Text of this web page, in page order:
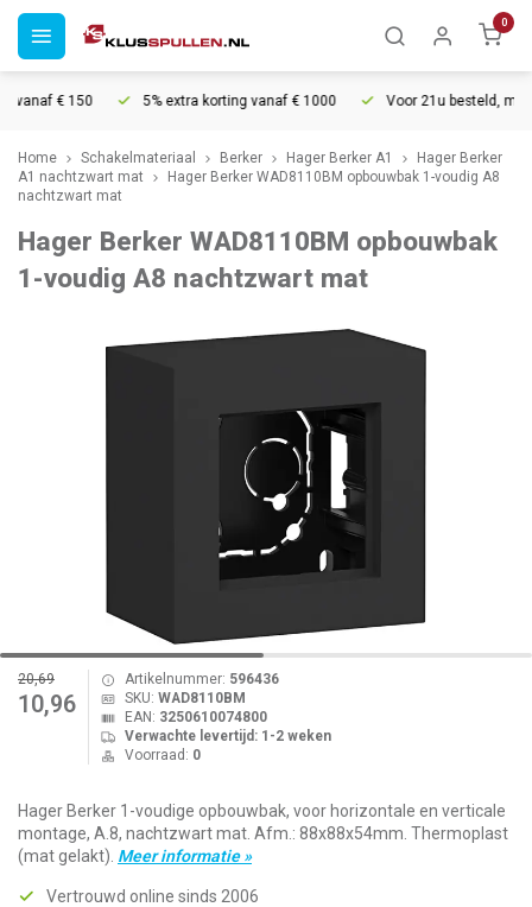
0
€ 150 5% extra korting vanaf € 1000 Voor 21u besteld,
Home Schakelmateriaal Berker Hager Berker A1
Hager Berker
A1 nachtzwart mat
Hager Berker WAD8110BM opbouwbak 1-voudig A8
nachtzwart mat
Hager Berker WAD8110BM opbouwbak
1-voudig A8 nachtzwart mat
20,69
10,96
Artikelnummer: 596436
SKU: WAD8110BM
EAN: 3250610074800
Verwachte levertijd: 1-2 weken
Voorraad: 0
Hager Berker 1-voudige opbouwbak, voor horizontale en verticale
montage, A.8, nachtzwart mat. Afm.: 88x88x54mm. Thermoplast
(mat gelakt). Meer informatie »
Vertrouwd online sinds 2006